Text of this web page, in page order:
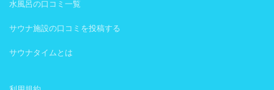
水風呂の口コミ一覧
サウナ施設の口コミを投稿する
サウナタイムとは